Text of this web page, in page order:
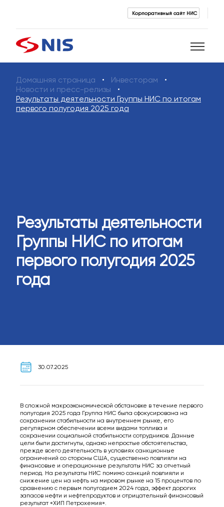
Корпоративный сайт НИС
Поиск
Домашняя страница
Инвесторам
Новости и пресс-релизы
Результаты деятельности Группы НИС по итогам
первого полугодия 2025 года
Результаты деятельности
Группы НИС по итогам
первого полугодия 2025
года
30.07.2025
В сложной макроэкономической обстановке в течение первого
полугодия 2025 года Группа НИС была сфокусирована на
сохранении стабильности на внутреннем рынке, его
регулярном обеспечении всеми видами топлива и
сохранении социальной стабильности сотрудников. Данные
цели были достигнуты, однако непростые обстоятельства,
прежде всего деятельность в условиях санкционные
ограничений со стороны США, существенно повлияли на
финансовые и операционные результаты НИС за отчетный
период. На результаты НИС помимо санкций повлияли и
снижение цен на нефть на мировом рынке на 15 процентов по
сравнению с первым полугодием 2024 года, эффект дорогих
запасов нефти и нефтепродуктов и отрицательный финансовый
результат «ХИП Петрохемия».